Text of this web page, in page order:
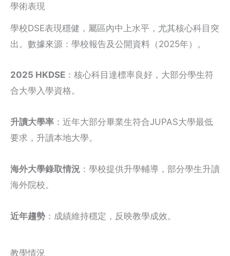
學術表現
學校DSE表現穩健，屬區內中上水平，尤其核心科目突
出。數據來源：學校報告及公開資料（2025年）。
2025 HKDSE ：核心科目達標率良好，大部分學生符
合大學入學資格。
升讀大學率 ：近年大部分畢業生符合JUPAS大學最低
要求，升讀本地大學。
海外大學錄取情況 ：學校提供升學輔導，部分學生升讀
海外院校。
近年趨勢 ：成績維持穩定，反映教學成效。
教學情況